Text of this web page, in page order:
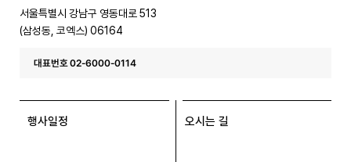
서울특별시 강남구 영동대로 513
(삼성동, 코엑스) 06164
대표번호 02-6000-0114
행사일정 오시는 길